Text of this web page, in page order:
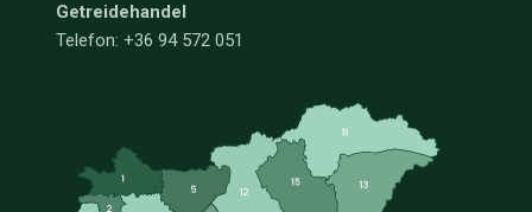
Getreidehandel
Telefon: +36 94 572 051